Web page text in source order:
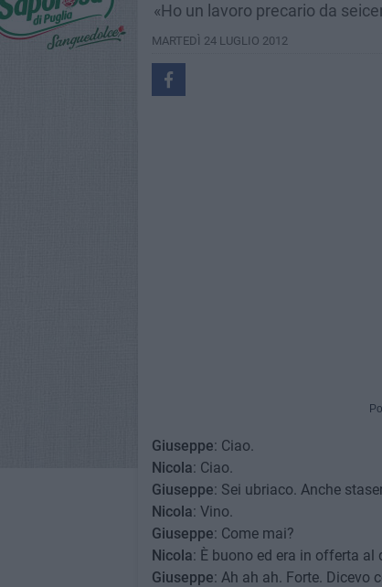
«Ho un lavoro precario da
MARTEDÌ 24 LUGLIO 2012
Giuseppe: Ciao.
Nicola: Ciao.
Giuseppe: Sei ubriaco. Anche
Nicola: Vino.
Giuseppe: Come mai?
Nicola: È buono ed era in offerta al
Giuseppe: Ah ah ah. Forte. Dicevo